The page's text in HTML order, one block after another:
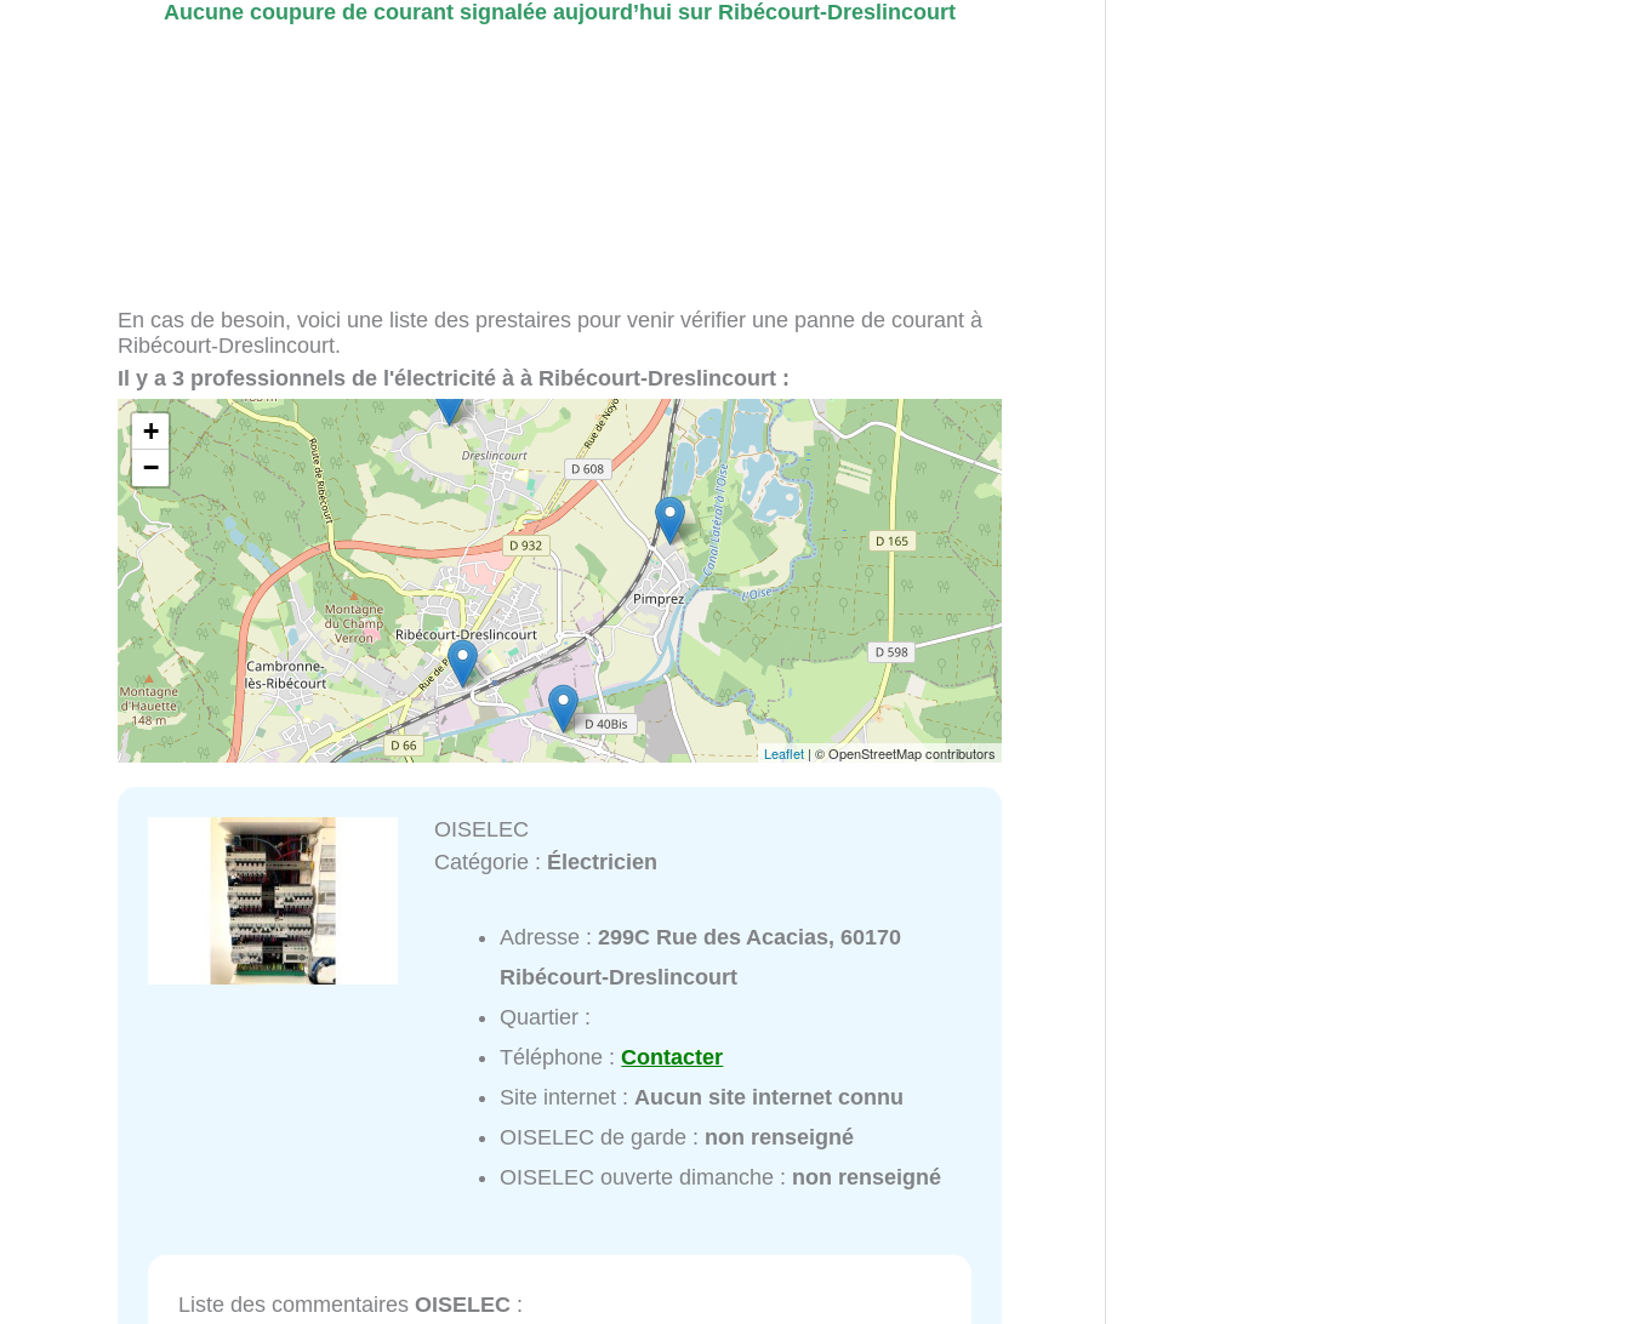
Aucune coupure de courant signalée aujourd’hui sur Ribécourt-Dreslincourt
En cas de besoin, voici une liste des prestaires pour venir vérifier une panne de courant à
Ribécourt-Dreslincourt.
Il y a 3 professionnels de l'électricité à à Ribécourt-Dreslincourt :
+
−
Leaflet | © OpenStreetMap contributors
OISELEC
Catégorie : Électricien
Adresse :299C Rue des Acacias, 60170
Ribécourt-Dreslincourt
Quartier :
Téléphone :Contacter
Site internet : Aucun site internet connu
OISELEC de garde : non renseigné
OISELEC ouverte dimanche : non renseigné
Liste des commentaires OISELEC :